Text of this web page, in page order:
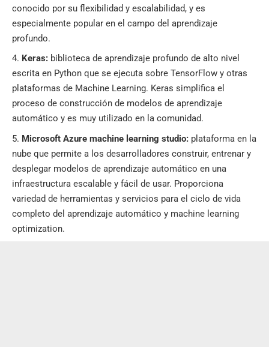
conocido por su flexibilidad y escalabilidad, y es
especialmente popular en el campo del aprendizaje
profundo.
Keras: biblioteca de aprendizaje profundo de alto nivel
escrita en Python que se ejecuta sobre TensorFlow y otras
plataformas de Machine Learning. Keras simplifica el
proceso de construcción de modelos de aprendizaje
automático y es muy utilizado en la comunidad.
Microsoft Azure machine learning studio: plataforma en la
nube que permite a los desarrolladores construir, entrenar y
desplegar modelos de aprendizaje automático en una
infraestructura escalable y fácil de usar. Proporciona
variedad de herramientas y servicios para el ciclo de vida
completo del aprendizaje automático y machine learning
optimization.